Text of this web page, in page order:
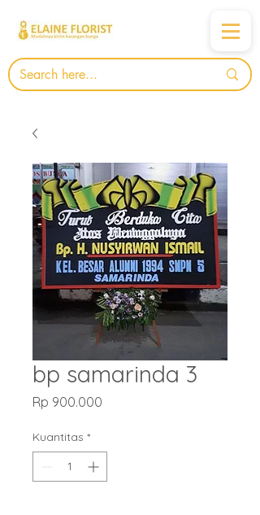
bp samarinda 3
Rp 900.000
Kuantitas *